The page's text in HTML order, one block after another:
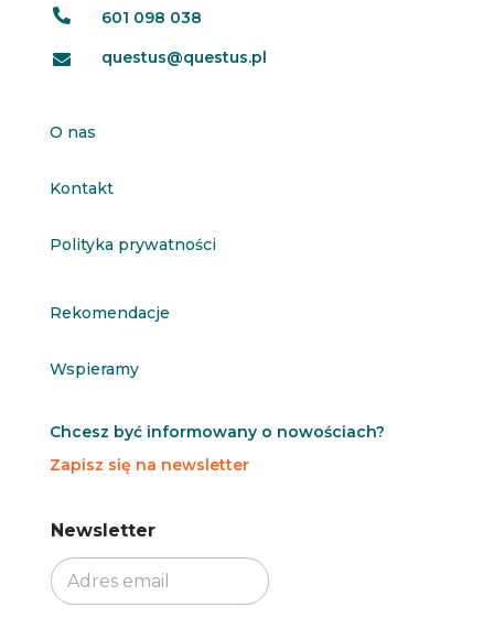
 601 098 038
 questus@questus.pl
O nas
Kontakt
Polityka prywatności
Rekomendacje
Wspieramy
Chcesz być informowany o nowościach?
Zapisz się na newsletter
e
w
s
l
e
w
s
l
Newsletter